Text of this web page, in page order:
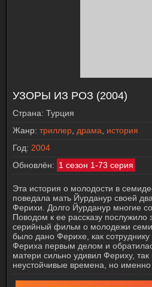
УЗОРЫ ИЗ РОЗ (2004)
Страна: Турция
Жанр: триллер драма
история
Год: 2004
Обновлён: 1 сезон 1-73 серия
Эта история о молодости в
поведала мать Йурданур своей
Ферихи. Долго Йурданур многие
Поводом к ее рассказу послужило
серийный фильм о молодежи
было дано Ферихе, как сотруднику
Фериха первым делом и
матери сильно удивил Фериху, так
неустойчивые времена, но